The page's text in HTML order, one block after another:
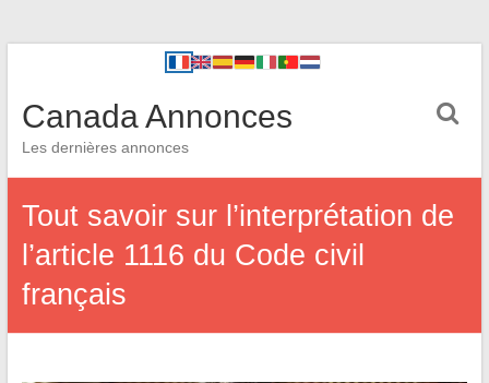
Canada Annonces
Les dernières annonces
Tout savoir sur l’interprétation de
l’article 1116 du Code civil
français